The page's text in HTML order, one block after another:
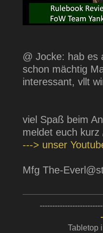
@ Jocke: hab es
schon mächtig
interessant, vllt
viel Spaß beim
meldet euch kurz
---> unser
Mfg The-
Tabletop